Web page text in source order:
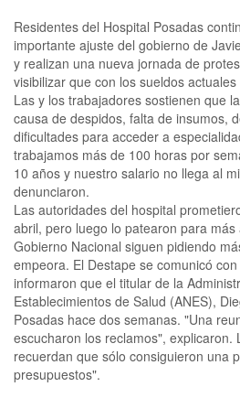
Residentes del Hospital Posadas
importante ajuste del gobierno de
y realizan una nueva jornada de
visibilizar que con los sueldos
Las y los trabajadores sostienen que
causa de despidos, falta de insumos,
dificultades para acceder a
trabajamos más de 100 horas por
10 años y nuestro salario no llega al
denunciaron.
Las autoridades del hospital
abril, pero luego lo patearon para más
Gobierno Nacional siguen pidiendo
empeora. El Destape se comunicó
informaron que el titular de la
Establecimientos de Salud (ANES),
Posadas hace dos semanas. "Una
escucharon los reclamos", explicaron.
recuerdan que sólo consiguieron una
presupuestos".